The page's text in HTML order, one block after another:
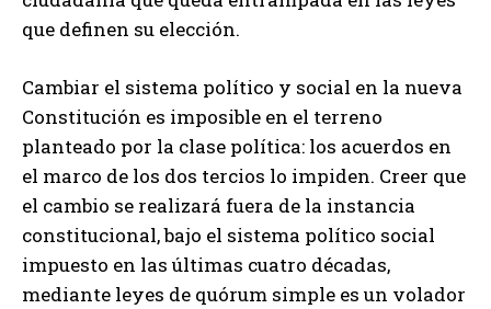
que definen su elección.
Cambiar el sistema político y social en la nueva
Constitución es imposible en el terreno
planteado por la clase política: los acuerdos en
el marco de los dos tercios lo impiden. Creer que
el cambio se realizará fuera de la instancia
constitucional, bajo el sistema político social
impuesto en las últimas cuatro décadas,
mediante leyes de quórum simple es un volador